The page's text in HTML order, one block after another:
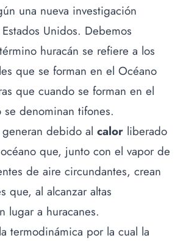
una nueva investigación
Unidos. Debemos
huracán se refiere a los
que se forman en el Océano
que cuando se forman en el
se denominan tifones.
debido al calor liberado
que, junto con el vapor de
de aire circundantes, crean
que, al alcanzar altas
lugar a huracanes.
termodinámica por la cual la